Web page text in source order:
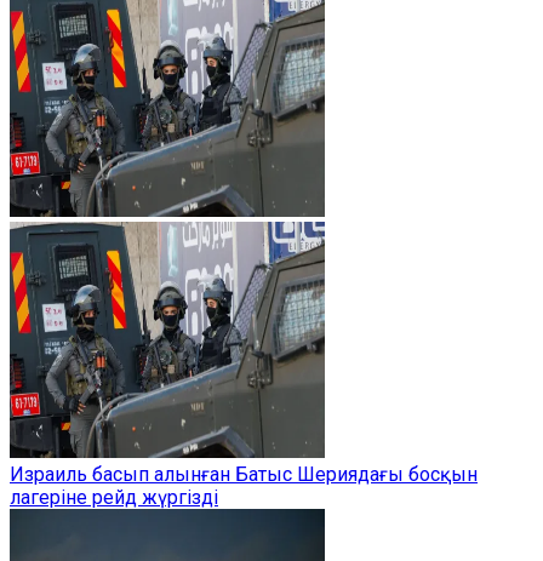
Израиль басып алынған Батыс Шериядағы босқын
лагеріне рейд жүргізді